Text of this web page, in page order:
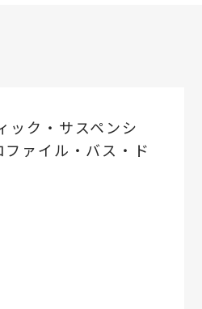
ク・サスペンシ
ァイル・バス・ド